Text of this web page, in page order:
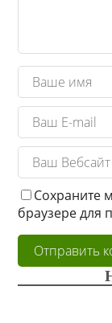
Сохраните
браузере для